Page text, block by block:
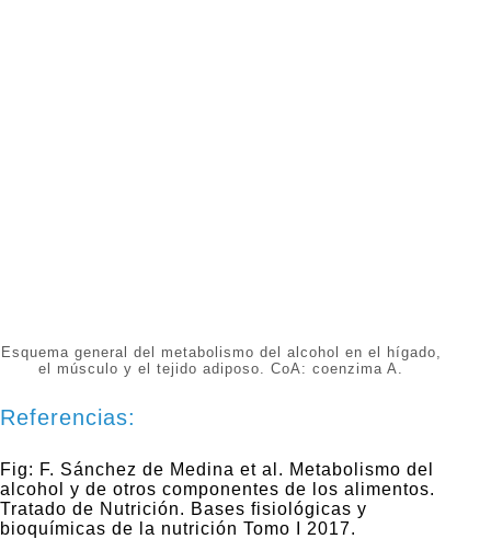
Esquema general del metabolismo del alcohol en el hígado,
el músculo y el tejido adiposo. CoA: coenzima A.
Referencias:
Fig: F. Sánchez de Medina et al. Metabolismo del
alcohol y de otros componentes de los alimentos.
Tratado de Nutrición. Bases fisiológicas y
bioquímicas de la nutrición Tomo I 2017.